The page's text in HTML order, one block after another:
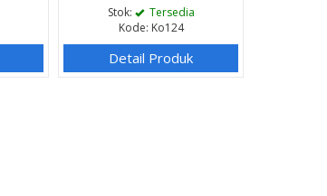
Stok:
Tersedia
Kode: Ko124
Detail Produk